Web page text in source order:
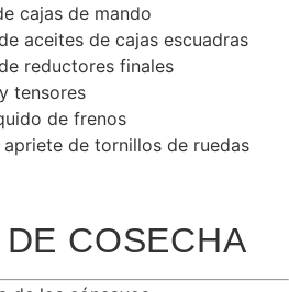
cajas de mando
aceites de cajas escuadras
reductores finales
tensores
de frenos
de tornillos de ruedas
COSECHA